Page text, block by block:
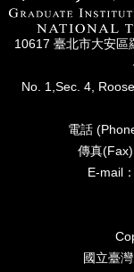
試
區
10617 臺北市⼤安區
No. 1,Sec. 4,
電話
傳真
E-mail
國立臺